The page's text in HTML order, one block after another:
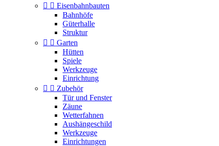
  Eisenbahnbauten
Bahnhöfe
Güterhalle
Struktur
  Garten
Hütten
Spiele
Werkzeuge
Einrichtung
  Zubehör
Tür und Fenster
Zäune
Wetterfahnen
Aushängeschild
Werkzeuge
Einrichtungen